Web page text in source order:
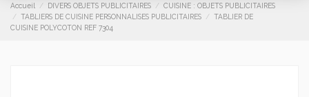
Accueil DIVERS OBJETS PUBLICITAIRES
CUISINE : OBJETS PUBLICITAIRES
TABLIERS DE CUISINE PERSONNALISES PUBLICITAIRES
TABLIER DE
CUISINE POLYCOTON REF 7304